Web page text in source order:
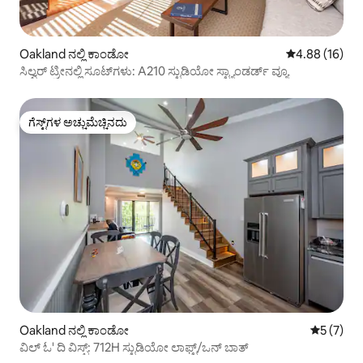
Oakland ನಲ್ಲಿ ಕಾಂಡೋ 5 ರಲ್ಲಿ 4.88
4.88 (16)
ಸಿಲ್ವರ್ ಟ್ರೀನಲ್ಲಿ ಸೂಟ್‌ಗಳು: A210 ಸ್ಟುಡಿಯೋ ಸ್ಟ್ಯಾಂಡರ್ಡ್ ವ್ಯೂ
ಗೆಸ್ಟ್‌ಗಳ ಅಚ್ಚುಮೆಚ್ಚಿನದು
ಗೆಸ್ಟ್‌ಗಳ ಅಚ್ಚುಮೆಚ್ಚಿನದು
Oakland ನಲ್ಲಿ ಕಾಂಡೋ 5 ರಲ್ಲಿ 5
5 (7)
ವಿಲ್ ಓ' ದಿ ವಿಸ್ಪ್: 712H ಸ್ಟುಡಿಯೋ ಲಾಫ್ಟ್/ಒನ್ ಬಾತ್